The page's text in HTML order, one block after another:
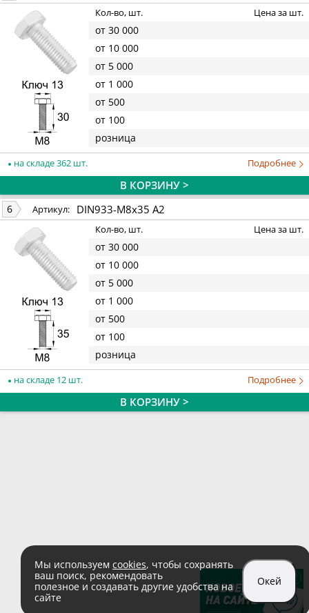
Кол-во, шт. Цена за шт.
от 30 000
от 10 000
от 5 000
от 1 000
от 500
от 100
розница
на складе 362 шт. Подробнее
В КОРЗИНУ >
6 Артикул: DIN933-M8x35 A2
Кол-во, шт. Цена за шт.
от 30 000
от 10 000
от 5 000
от 1 000
от 500
от 100
розница
на складе 12 шт. Подробнее
В КОРЗИНУ >
Мы используем cookies, чтобы сохранять
ваш поиск, рекомендовать
полезное и создавать другие удобства на
сайте
Окей